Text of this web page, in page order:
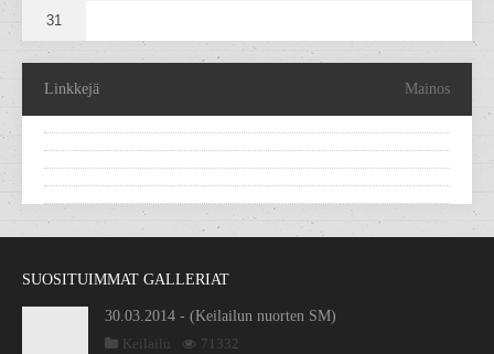
31
Linkkejä Mainos
SUOSITUIMMAT GALLERIAT
30.03.2014 - (Keilailun nuorten SM)
Keilailu
71332